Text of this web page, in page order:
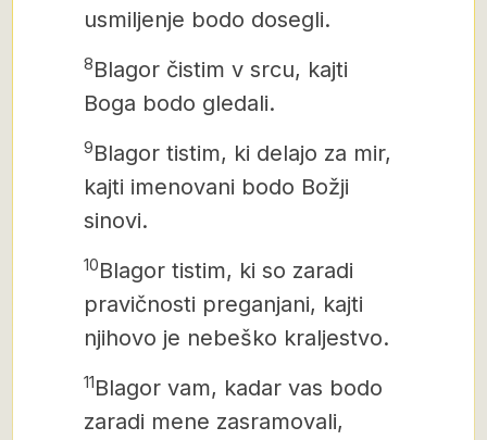
usmiljenje bodo dosegli.
8Blagor čistim v srcu, kajti
Boga bodo gledali.
9Blagor tistim, ki delajo za mir,
kajti imenovani bodo Božji
sinovi.
10Blagor tistim, ki so zaradi
pravičnosti preganjani, kajti
njihovo je nebeško kraljestvo.
11Blagor vam, kadar vas bodo
zaradi mene zasramovali,